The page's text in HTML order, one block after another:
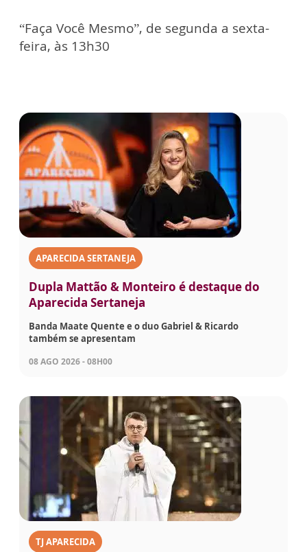
“Faça Você Mesmo”, de segunda a sexta-
feira, às 13h30
APARECIDA SERTANEJA
Dupla Mattão & Monteiro é destaque do
Aparecida Sertaneja
Banda Maate Quente e o duo Gabriel & Ricardo
também se apresentam
08 AGO 2026 - 08H00
TJ APARECIDA